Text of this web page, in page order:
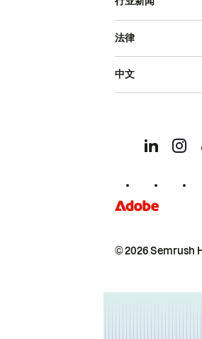
© 2026 Semrush
法律
中文